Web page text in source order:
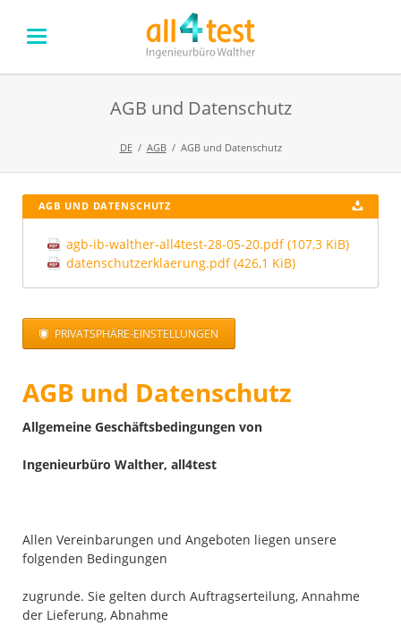
AGB und Datenschutz
DE AGB AGB und Datenschutz
AGB UND DATENSCHUTZ
agb-ib-walther-all4test-28-05-20.pdf(107,3 KiB)
datenschutzerklaerung.pdf(426,1 KiB)
PRIVATSPHÄRE-EINSTELLUNGEN
AGB und Datenschutz
Allgemeine Geschäftsbedingungen von
Ingenieurbüro Walther, all4test
Allen Vereinbarungen und Angeboten liegen unsere
folgenden Bedingungen
zugrunde. Sie gelten durch Auftragserteilung, Annahme
der Lieferung, Abnahme